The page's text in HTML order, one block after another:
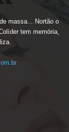
massa... Nortão o
tem memória,